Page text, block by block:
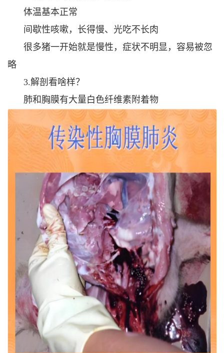
体温基本正常
间歇性咳嗽，长得慢、光吃不长肉
很多猪一开始就是慢性，症状不明显，容易被忽
略
3.解剖看啥样？
肺和胸膜有大量白色纤维素附着物